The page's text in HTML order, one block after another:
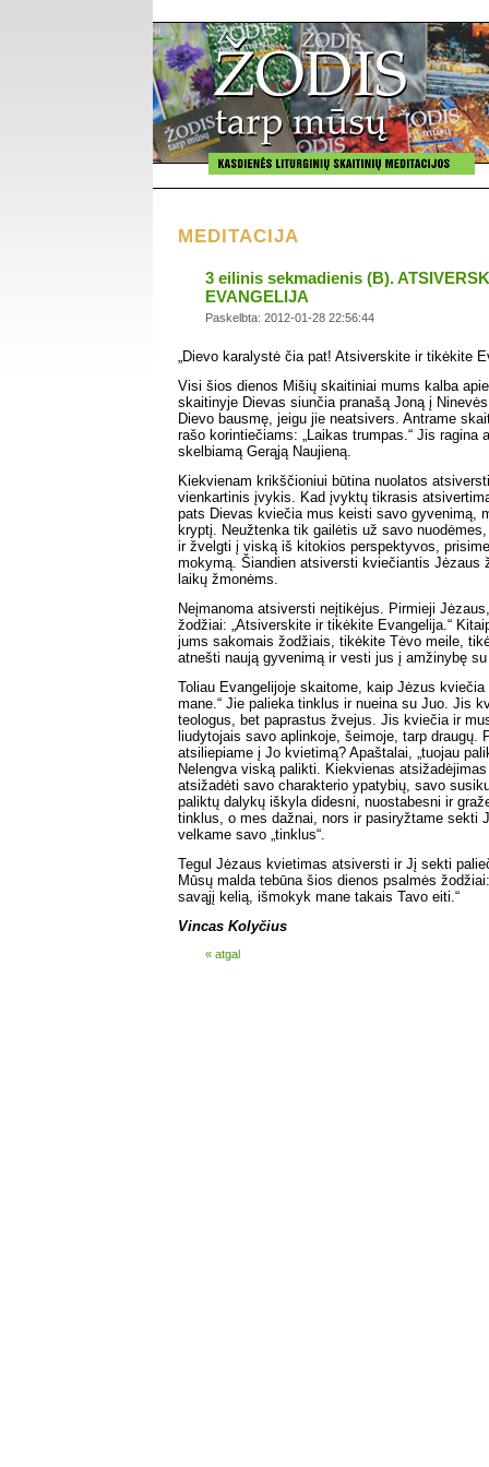
MEDITACIJA
3 eilinis sekmadienis (B).
EVANGELIJA
Paskelbta: 2012-01-28 22:56:44
„Dievo karalystė čia pat! Atsiverskite ir tikėkite
Visi šios dienos Mišių skaitiniai mums kalba
skaitinyje Dievas siunčia pranašą Joną į
Dievo bausmę, jeigu jie neatsivers. Antrame
rašo korintiečiams: „Laikas trumpas.“ Jis ragina
skelbiamą Gerąją Naujieną.
Kiekvienam krikščioniui būtina nuolatos
vienkartinis įvykis. Kad įvyktų tikrasis
pats Dievas kviečia mus keisti savo gyvenimą,
kryptį. Neužtenka tik gailėtis už savo
ir žvelgti į viską iš kitokios perspektyvos,
mokymą. Šiandien atsiversti kviečiantis Jėzaus
laikų žmonėms.
Neįmanoma atsiversti neįtikėjus. Pirmieji
žodžiai: „Atsiverskite ir tikėkite Evangelija.“
jums sakomais žodžiais, tikėkite Tėvo meile,
atnešti naują gyvenimą ir vesti jus į amžinybę
Toliau Evangelijoje skaitome, kaip Jėzus
mane.“ Jie palieka tinklus ir nueina su Juo. Jis
teologus, bet paprastus žvejus. Jis kviečia ir
liudytojais savo aplinkoje, šeimoje, tarp draugų.
atsiliepiame į Jo kvietimą? Apaštalai, „tuojau
Nelengva viską palikti. Kiekvienas
atsižadėti savo charakterio ypatybių, savo
paliktų dalykų iškyla didesni, nuostabesni ir
tinklus, o mes dažnai, nors ir pasiryžtame sekti
velkame savo „tinklus“.
Tegul Jėzaus kvietimas atsiversti ir Jį sekti
Mūsų malda tebūna šios dienos psalmės
savąjį kelią, išmokyk mane takais Tavo eiti.“
Vincas Kolyčius
« atgal